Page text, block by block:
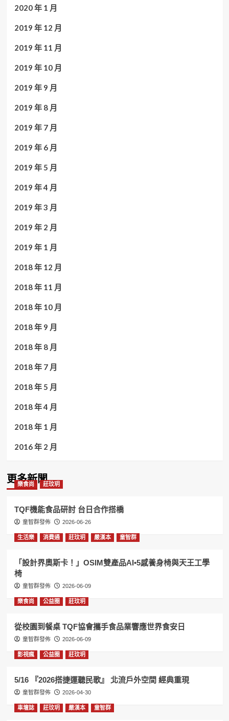
2020 年 1 月
2019 年 12 月
2019 年 11 月
2019 年 10 月
2019 年 9 月
2019 年 8 月
2019 年 7 月
2019 年 6 月
2019 年 5 月
2019 年 4 月
2019 年 3 月
2019 年 2 月
2019 年 1 月
2018 年 12 月
2018 年 11 月
2018 年 10 月
2018 年 9 月
2018 年 8 月
2018 年 7 月
2018 年 5 月
2018 年 4 月
2018 年 1 月
2016 年 2 月
更多新聞
樂食尚 莊玟玥
TQF機能食品研討 台日合作搭橋
童智群發佈 2026-06-26
生活樂 消費通 莊玟玥 嚴漢本 童智群
「設計界奧斯卡！」OSIM雙產品AI•5感養身椅與天王工學
椅
童智群發佈 2026-06-09
樂食尚 公益圈 莊玟玥
從校園到餐桌 TQF協會攜手食品業響應世界食安日
童智群發佈 2026-06-09
影視瘋 公益圈 莊玟玥
5/16 『2026搭捷運聽民歌』 北流戶外空間 經典重現
童智群發佈 2026-04-30
車壇誌 莊玟玥 嚴漢本 童智群